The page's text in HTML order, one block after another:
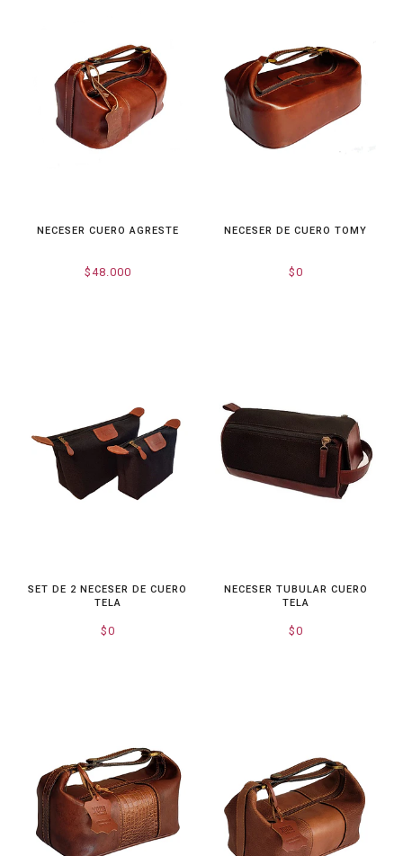
NECESER CUERO AGRESTE
$48.000
NECESER DE CUERO TOMY
$0
SET DE 2 NECESER DE CUERO
TELA
$0
NECESER TUBULAR CUERO
TELA
$0